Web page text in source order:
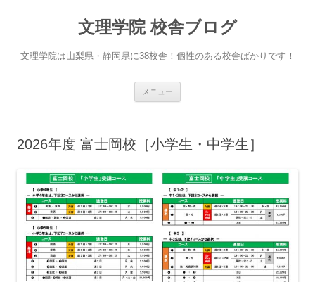
文理学院 校舎ブログ
文理学院は山梨県・静岡県に38校舎！個性のある校舎ばかりです！
メニュー
へ
ス
プ
2026年度 富士岡校［小学生・中学生］